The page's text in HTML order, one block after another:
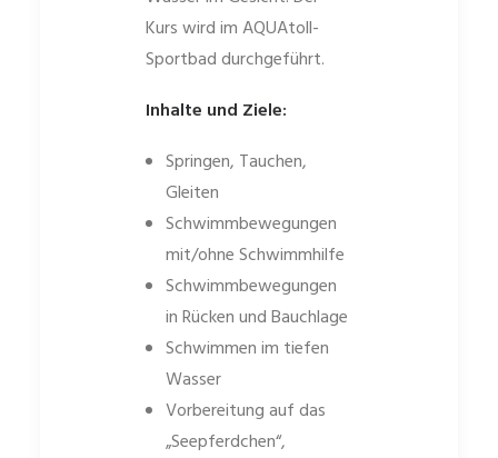
Kurs wird im AQUAtoll-
Sportbad durchgeführt.
Inhalte und Ziele:
Springen, Tauchen,
Gleiten
Schwimmbewegungen
mit/ohne Schwimmhilfe
Schwimmbewegungen
in Rücken und Bauchlage
Schwimmen im tiefen
Wasser
Vorbereitung auf das
„Seepferdchen“,